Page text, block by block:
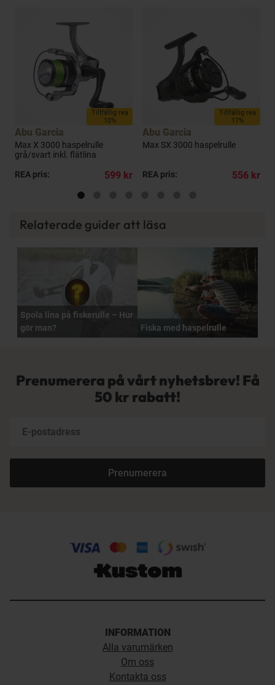
Tillfällig rea
10%
Abu Garcia
Max X 3000 haspelrulle
grå/svart inkl. flätlina
REA pris:
599 kr
Tillfällig rea
17%
Abu Garcia
Max SX 3000 haspelrulle
REA pris: 556 kr
Relaterade guider att läsa
Spola lina på fiskerulle – Hur
gör man?
Fiska med haspelrulle
Prenumerera på vårt nyhetsbrev! Få
50 kr rabatt!
Prenumerera
INFORMATION
Alla varumärken
Om oss
Kontakta oss